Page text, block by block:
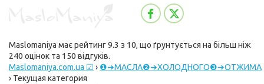
Maslomaniya має рейтинг9.3 з 10, що ґрунтується на більш ніж
240 оцінок та 150 відгуків.
Maslomaniya.com.ua ☑ › ❶➔МАСЛА❷➔ХОЛОДНОГО❸➔ОТЖИМА
› Текущая категория